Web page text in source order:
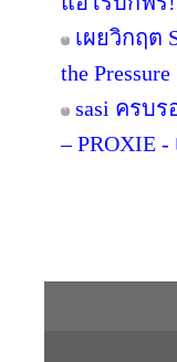
เผยวิกฤต
the
sasi ครบร
– PROXIE